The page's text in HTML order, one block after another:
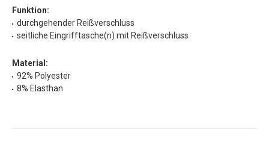
Funktion:
durchgehender Reißverschluss
seitliche Eingrifftasche(n) mit Reißverschluss
Material:
92% Polyester
8% Elasthan